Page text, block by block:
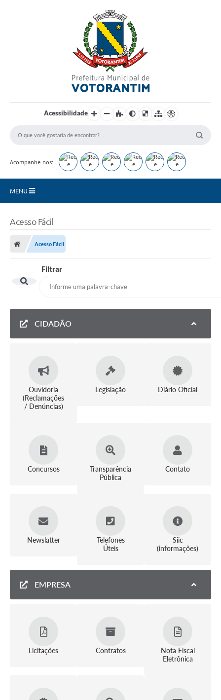
Acessibilidade
Acompanhe-nos:
MENU
Carta de Serviços
Perguntas e Respostas Frequentes
Selo Verde
Empreendedor
Pesquisa Dificuldades no Licenciamento de Empresas
Incentivos Fiscais
COVID - 19
Uso de Internet e Recursos de Informática
Plano Municipal de Saneamento Básico
Arborização urbana
Lei de Acesso à Informação
Galeria de Vídeos
Acesso Fácil
Acesso Fácil
Filtrar
CIDADÃO
Ouvidoria
(Reclamações
/ Denúncias)
Legislação Diário Oficial
Concursos
Transparência
Pública
Contato
Newslatter
Telefones
Úteis
Siic
(informações)
EMPRESA
Licitações Contratos
Nota Fiscal
Eletrônica